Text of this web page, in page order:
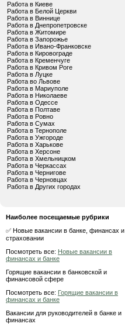
Работа в Киеве
Работа в Белой Церкви
Работа в Виннице
Работа в Днепропетровске
Работа в Житомире
Работа в Запорожье
Работа в Ивано-Франковске
Работа в Кировограде
Работа в Кременчуге
Работа в Кривом Роге
Работа в Луцке
Работа во Львове
Работа в Мариуполе
Работа в Николаеве
Работа в Одессе
Работа в Полтаве
Работа в Ровно
Работа в Сумах
Работа в Тернополе
Работа в Ужгороде
Работа в Харькове
Работа в Херсоне
Работа в Хмельницком
Работа в Черкассах
Работа в Чернигове
Работа в Черновцах
Работа в Других городах
Наиболее посещаемые рубрики
✅ Новые вакансии в банке, финансах и
страховании
Посмотреть все: Новые вакансии в
финансах и банке
Горящие вакансии в банковской и
финансовой сфере
Посмотреть все: Горящие вакансии в
финансах и банке
Вакансии для руководителей в банке и
финансах